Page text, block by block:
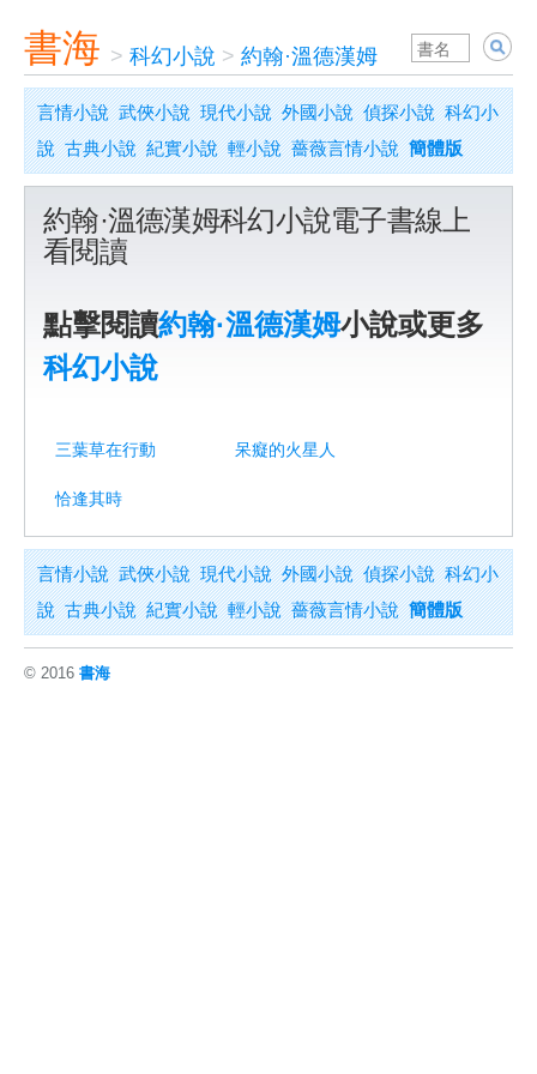
書海 > 科幻小說 > 約翰·溫德漢姆
言情小說 武俠小說 現代小說 外國小說 偵探小說 科幻小
說 古典小說 紀實小說 輕小說 薔薇言情小說 簡體版
約翰·溫德漢姆科幻小說電子書線上
看閱讀
點擊閱讀約翰·溫德漢姆小說或更多
科幻小說
三葉草在行動 呆癡的火星人
恰逢其時
言情小說 武俠小說 現代小說 外國小說 偵探小說 科幻小
說 古典小說 紀實小說 輕小說 薔薇言情小說 簡體版
© 2016 書海